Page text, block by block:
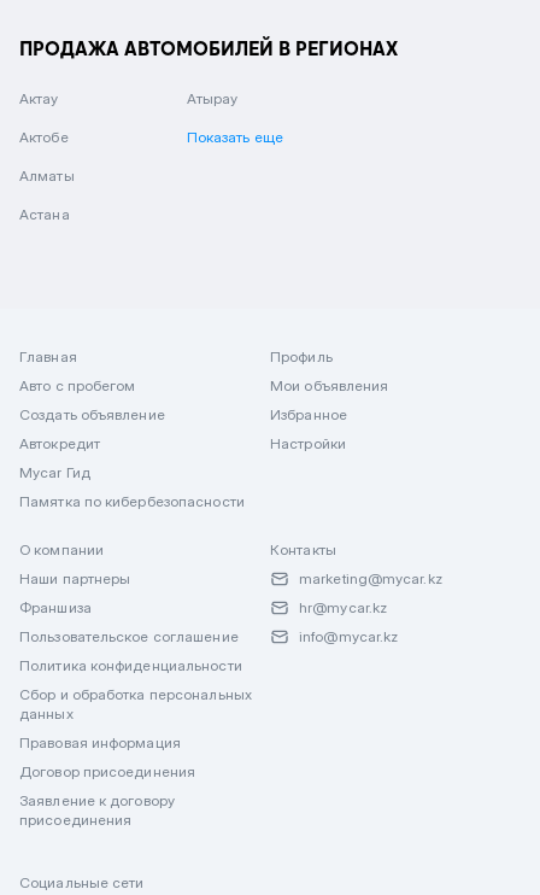
ПРОДАЖА АВТОМОБИЛЕЙ В РЕГИОНАХ
Актау
Актобе
Алматы
Астана
Атырау
Показать еще
Главная
Авто с пробегом
Создать объявление
Автокредит
Mycar Гид
Памятка по кибербезопасности
Профиль
Мои объявления
Избранное
Настройки
О компании
Наши партнеры
Франшиза
Пользовательское соглашение
Политика конфиденциальности
Сбор и обработка персональных
данных
Правовая информация
Договор присоединения
Заявление к договору
присоединения
Контакты
marketing@mycar.kz
hr@mycar.kz
info@mycar.kz
Социальные сети